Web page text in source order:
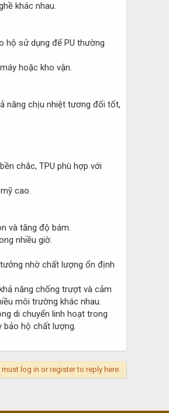
khác nhau.
hộ sử dụng đế PU thường
hoặc kho vận.
năng chịu nhiệt tương đối tốt,
chắc, TPU phù hợp với
cao.
và tăng độ bám.
nhiều giờ.
nhờ chất lượng ổn định
năng chống trượt và cảm
môi trường khác nhau.
di chuyển linh hoạt trong
bảo hộ chất lượng.
must log in or register to reply here.